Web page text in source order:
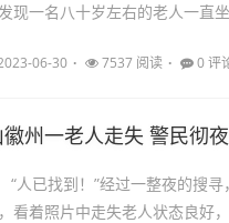
现一名八十岁左右的老人一直
06-30 7537 阅读 0 评
徽州一老人走失 警民彻
人已找到！”经过一整夜的搜
看着照片中走失老人状态良好